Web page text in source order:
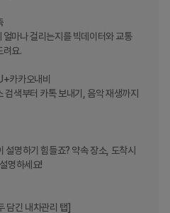
마나 걸리는지를 빅데이터와 교통
려요.
카카오내비
검색부터 카톡 보내기, 음악 재생까지
설명하기 힘들죠? 약속 장소, 도착시
명하세요!
담긴 내차관리 탭]